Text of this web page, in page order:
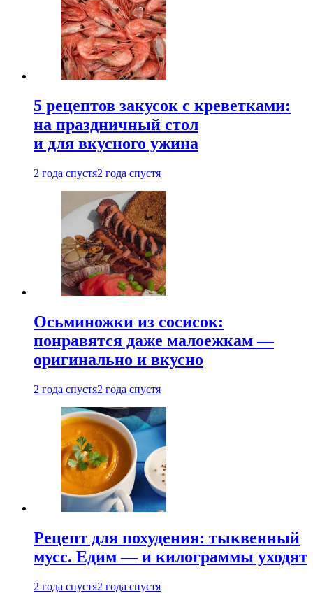
5 рецептов закусок с креветками:
на праздничный стол
и для вкусного ужина
2 года спустя2 года спустя
Осьминожки из сосисок:
понравятся даже малоежкам —
оригинально и вкусно
2 года спустя2 года спустя
Рецепт для похудения: тыквенный
мусс. Едим — и килограммы уходят
2 года спустя2 года спустя